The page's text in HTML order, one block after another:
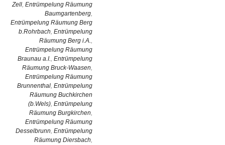
Zell, Entrümpelung Räumung
Baumgartenberg,
Entrümpelung Räumung Berg
b.Rohrbach, Entrümpelung
Räumung Berg i.A.,
Entrümpelung Räumung
Braunau a.I., Entrümpelung
Räumung Bruck-Waasen,
Entrümpelung Räumung
Brunnenthal, Entrümpelung
Räumung Buchkirchen
(b.Wels), Entrümpelung
Räumung Burgkirchen,
Entrümpelung Räumung
Desselbrunn, Entrümpelung
Räumung Diersbach,